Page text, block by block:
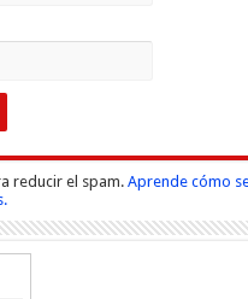
reducir el spam.Aprende cómo